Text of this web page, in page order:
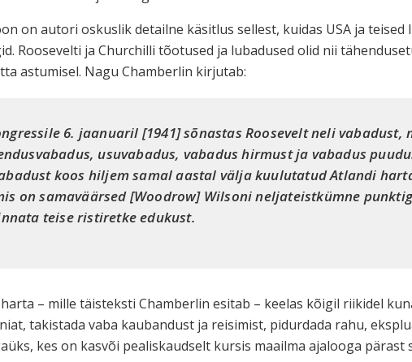
on autori oskuslik detailne käsitlus sellest, kuidas USA ja
Roosevelti ja Churchilli tõotused ja lubadused olid nii
astumisel. Nagu Chamberlin kirjutab:
6. jaanuaril [1941] sõnastas Roosevelt neli
usuvabadus, vabadus hirmust ja vabadus
koos hiljem samal aastal välja kuulutatud Atlandi
on samaväärsed [Woodrow] Wilsoni neljateistkümne
teise ristiretke edukust.
– mille täisteksti Chamberlin esitab – keelas kõigil riikidel
takistada vaba kaubandust ja reisimist, pidurdada rahu,
kes on kasvõi pealiskaudselt kursis maailma ajalooga pärast